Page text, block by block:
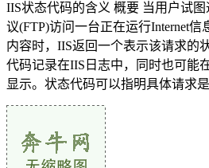
IIS状态代码的含义 概要 当用户试
议(FTP)访问一台正在运行Internet
内容时，IIS返回一个表示该请求的
代码记录在IIS日志中，同时也可能
显示。状态代码可以指明具体请求